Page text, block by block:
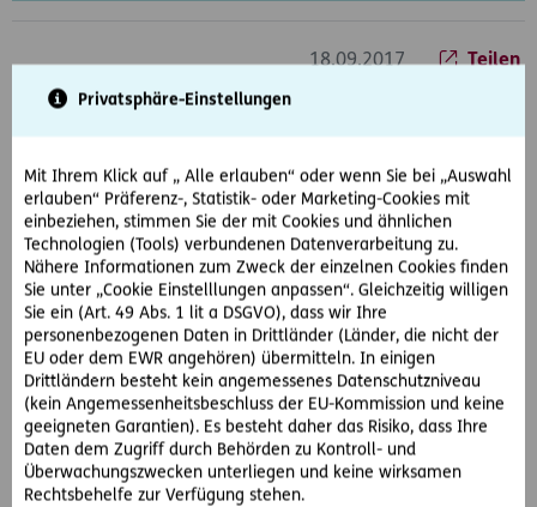
Privatsphäre-Einstellungen
Mit Ihrem Klick auf „ Alle erlauben“ oder wenn Sie bei „Auswahl
erlauben“ Präferenz-, Statistik- oder Marketing-Cookies mit
einbeziehen, stimmen Sie der mit Cookies und ähnlichen
Technologien (Tools) verbundenen Datenverarbeitung zu.
Nähere Informationen zum Zweck der einzelnen Cookies finden
Sie unter „Cookie Einstelllungen anpassen“. Gleichzeitig willigen
Sie ein (Art. 49 Abs. 1 lit a DSGVO), dass wir Ihre
personenbezogenen Daten in Drittländer (Länder, die nicht der
EU oder dem EWR angehören) übermitteln. In einigen
Drittländern besteht kein angemessenes Datenschutzniveau
(kein Angemessenheitsbeschluss der EU-Kommission und keine
geeigneten Garantien). Es besteht daher das Risiko, dass Ihre
Daten dem Zugriff durch Behörden zu Kontroll- und
Überwachungszwecken unterliegen und keine wirksamen
Rechtsbehelfe zur Verfügung stehen.
18.09.2017 Teilen
Seit 1. September 2013 dürfen Sie in Kurzparkzonen in
Wien 15 Minuten, statt bisher 10 Minuten, gratis parken.
Den violetten 15-Minuten-Parkschein bekommen Sie
kostenlos z.B. in der Trafik, er muss allerdings richtig
ausgefüllt sein.
Ihre alten Zehn-Minuten-Parkscheine müssen Sie nicht
entsorgen, diese bleiben gültig und gelten für 15 Minuten.
Alternativ ist auch Handyparken mittels SMS möglich. Bitte
beachten Sie, dass eine Parkuhr oder ein Zettel auf dem die
Ankunftszeit notiert ist, nicht gültig ist und Sie somit nicht
vor einer Strafe schützt.